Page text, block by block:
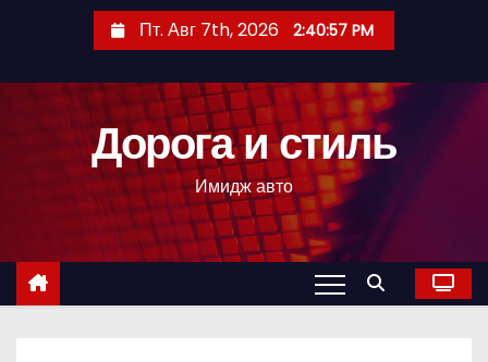
с
Пт. Авг 7th, 2026 2:40:58 PM
Дорога и стиль
Имидж авто